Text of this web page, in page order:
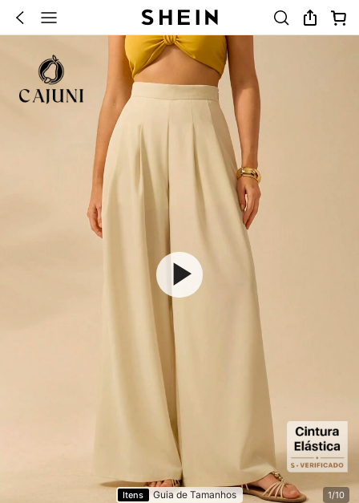
Itens Guia de Tamanhos 1/10